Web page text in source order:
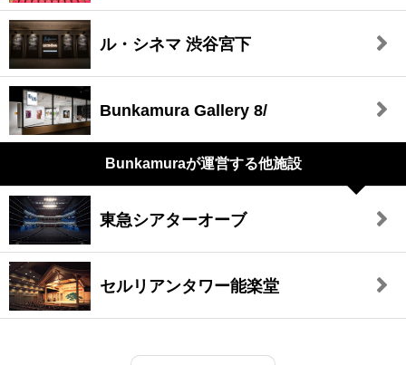
ル・シネマ 渋谷宮下
Bunkamura Gallery 8/
Bunkamuraが運営する他施設
東急シアターオーブ
セルリアンタワー能楽堂